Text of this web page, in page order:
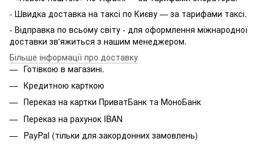
- Швидка доставка на таксі по Києву — за тарифами таксі.
- Відправка по всьому світу - для оформлення міжнародної
доставки зв'яжиться з нашим менеджером.
Більше інформації про доставку
Готівкою в магазині.
Кредитною карткою
Переказ на картки ПриватБанк та МоноБанк
Переказ на рахунок IBAN
PayPal (тільки для закордонних замовлень)